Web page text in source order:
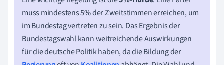
muss mindestens 5% der Zweitstimmen erreichen, um
im Bundestag vertreten zu sein. Das Ergebnis der
Bundestagswahl kann weitreichende Auswirkungen
für die deutsche Politik haben, da die Bildung der